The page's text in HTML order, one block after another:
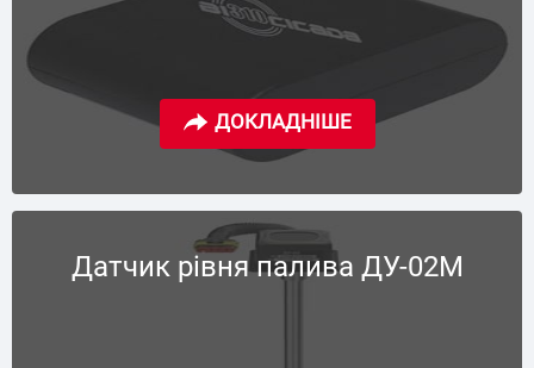
Датчик рівня палива ДУ-02М